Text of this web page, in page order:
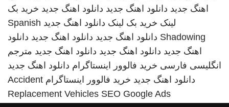
اهنگ جدید دانلود اهنگ جدید دانلود اهنگ جدید خرید بک
لینک خرید بک لینک دانلود اهنگ جدید Spanish
Shadowing دانلود اهنگ جدید دانلود اهنگ جدید دانلود
اهنگ جدید دانلود اهنگ جدید دانلود اهنگ جدید مترجم
انگلیسی فارسی خرید فالوور اینستاگرام دانلود اهنگ جدید
دانلود اهنگ جدید خرید فالوور اینستاگرام Accident
Replacement Vehicles SEO Google Ads